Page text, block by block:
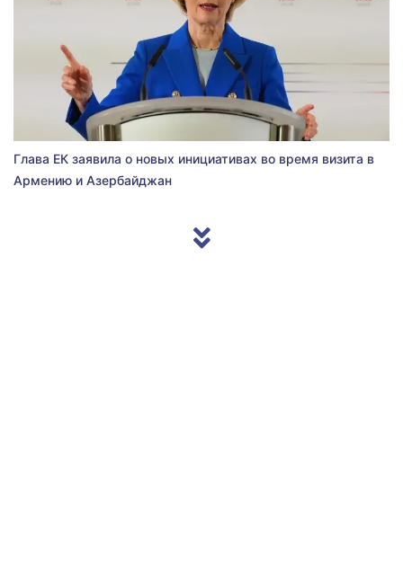
Глава ЕК заявила о новых инициативах во время визита в
Армению и Азербайджан